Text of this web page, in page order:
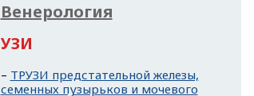
Венерология
УЗИ
ТРУЗИ предстательной железы,
семенных пузырьков и мочевого